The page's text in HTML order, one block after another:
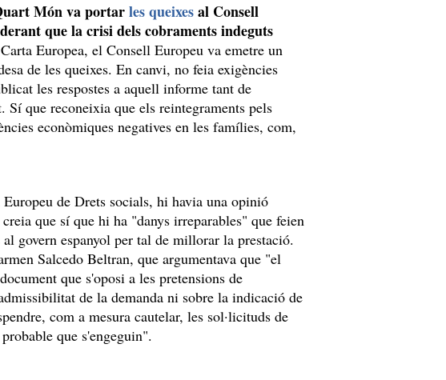
Món va portarles queixesal Consell
que la crisi dels cobraments indeguts
Europea, el Consell Europeu va emetre un
de les queixes. En canvi, no feia exigències
les respostes a aquell informe tant de
Sí que reconeixia que els reintegraments pels
econòmiques negatives en les famílies, com,
de Drets socials, hi havia una opinió
que sí que hi ha "danys irreparables" que feien
govern espanyol per tal de millorar la prestació.
Salcedo Beltran, que argumentava que "el
que s'oposi a les pretensions de
de la demanda ni sobre la indicació de
com a mesura cautelar, les sol·licituds de
que s'engeguin".